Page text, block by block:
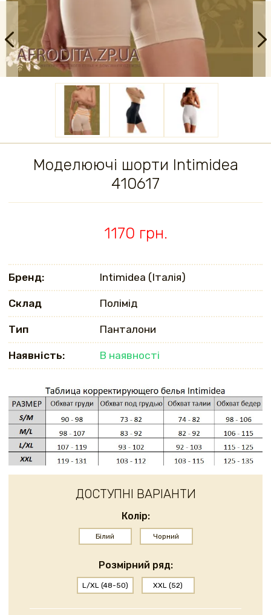
Моделюючі шорти Intimidea
410617
1170 грн.
Бренд: Intimidea (Італія)
Склад Полімід
Тип Панталони
Наявність: В наявності
ДОСТУПНІ ВАРІАНТИ
Колір:
Білий Чорний
Розмірний ряд:
L/XL (48-50) XXL (52)